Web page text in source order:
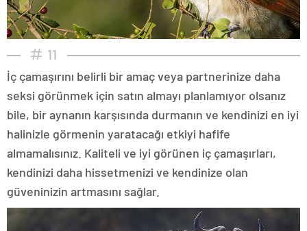
11
İç çamaşırını belirli bir amaç veya partnerinize daha
seksi görünmek için satın almayı planlamıyor olsanız
bile, bir aynanın karşısında durmanın ve kendinizi en iyi
halinizle görmenin yaratacağı etkiyi hafife
almamalısınız. Kaliteli ve iyi görünen iç çamaşırları,
kendinizi daha hissetmenizi ve kendinize olan
güveninizin artmasını sağlar.